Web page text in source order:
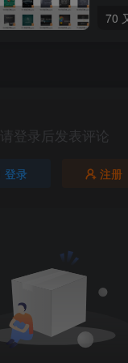
请登录后发表评论
登录 注册